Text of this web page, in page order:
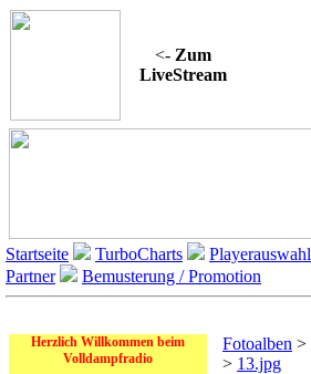
<- Zum
LiveStream
Startseite TurboCharts Playerauswahl
Partner
Bemusterung / Promotion
Herzlich Willkommen beim
Volldampfradio
Fotoalben >
> 13.jpg